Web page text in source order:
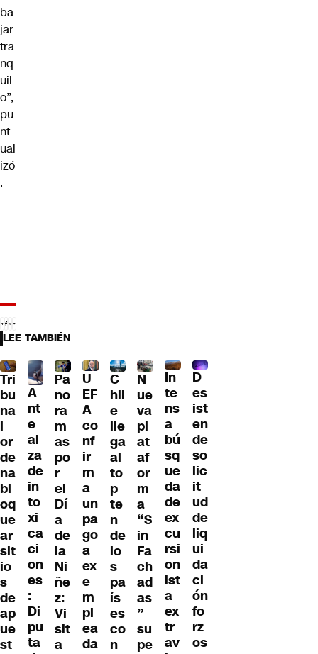
ba
jar
tra
nq
uil
o”,
pu
nt
ual
izó
.
LEE TAMBIÉN
Tri
bu
na
l
or
de
na
bl
oq
ue
ar
sit
io
s
de
ap
ue
st
A
nt
e
al
za
de
in
to
xi
ca
ci
on
es
:
Di
pu
ta
Pa
no
ra
m
as
po
r
el
Dí
a
de
la
Ni
ñe
z:
Vi
sit
a
U
EF
A
co
nf
ir
m
a
un
pa
go
a
ex
e
m
pl
ea
da
C
hil
e
lle
ga
al
to
p
te
n
de
lo
s
pa
ís
es
co
n
N
ue
va
pl
at
af
or
m
a
“S
in
Fa
ch
ad
as
”
su
pe
In
te
ns
a
bú
sq
ue
da
de
ex
cu
rsi
on
ist
a
ex
tr
av
D
es
ist
en
de
so
lic
it
ud
de
liq
ui
da
ci
ón
fo
rz
os